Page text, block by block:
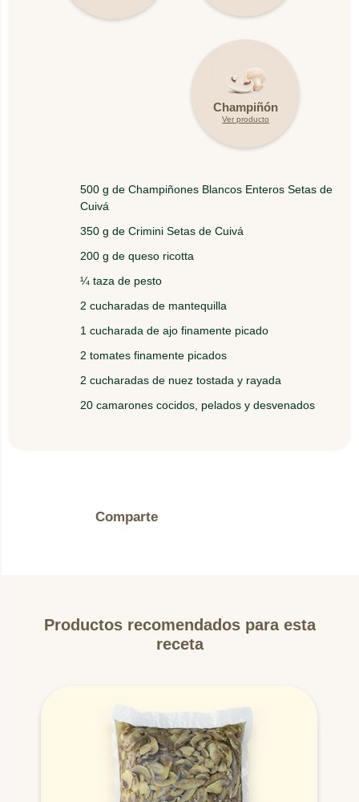
Champiñón
Ver producto
500 g de Champiñones Blancos Enteros Setas de
Cuivá
350 g de Crimini Setas de Cuivá
200 g de queso ricotta
¼ taza de pesto
2 cucharadas de mantequilla
1 cucharada de ajo finamente picado
2 tomates finamente picados
2 cucharadas de nuez tostada y rayada
20 camarones cocidos, pelados y desvenados
Retire el tallo de los Champiñones y saltee con
Rellene cada Champiñón con la mezcla anterior,
coloque sobre cada uno un camarón,
asegurándolo con un palillo de dientes.
Espolvoree una pizca de nuez sobre cada
Comparte
Productos recomendados para esta
receta